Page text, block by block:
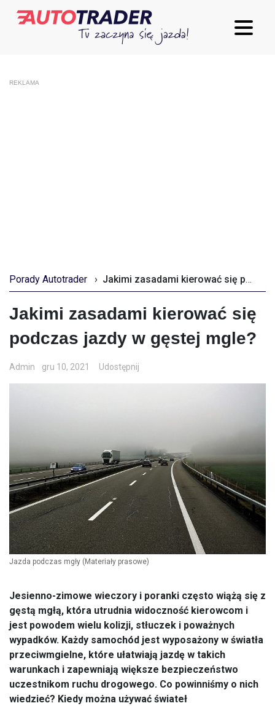
REKLAMA
Porady Autotrader › Jakimi zasadami kierować się podczas jazdy w gęstej mgle?
Jakimi zasadami kierować się
podczas jazdy w gęstej mgle?
Admin gru 10, 2021 Udostępnij
Jazda podczas mgły (Materiały prasowe)
Jesienno-zimowe wieczory i poranki często wiążą się z
gęstą mgłą, która utrudnia widoczność kierowcom i
jest powodem wielu kolizji, stłuczek i poważnych
wypadków. Każdy samochód jest wyposażony w światła
przeciwmgielne, które ułatwiają jazdę w takich
warunkach i zapewniają większe bezpieczeństwo
uczestnikom ruchu drogowego. Co powinniśmy o nich
wiedzieć? Kiedy można używać świateł